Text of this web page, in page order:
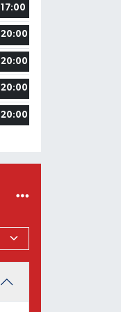
17:00
20:00
20:00
20:00
20:00